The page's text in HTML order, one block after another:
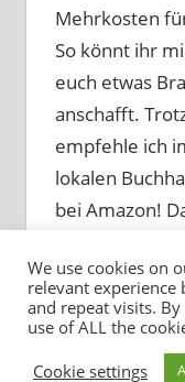
Mehrkosten
So könnt ihr
euch etwas
anschafft.
empfehle ich
lokalen
bei Amazon!
WordPress-
We use cookies on
relevant
and repeat visits. By
use of ALL the
Cookie settings